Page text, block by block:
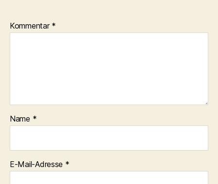
Kommentar *
Name *
E-Mail-Adresse *